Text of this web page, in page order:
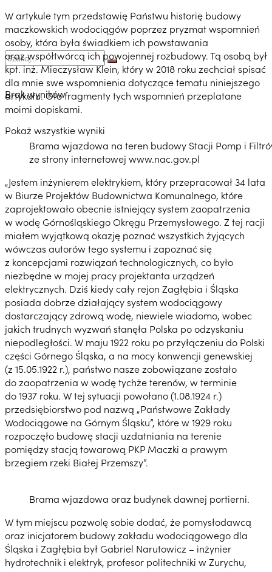
Brak wyników
Pokaż wszystkie wyniki
W artykule tym przedstawię Państwu historię budowy
maczkowskich wodociągów poprzez pryzmat wspomnień
osoby, która była świadkiem ich powstawania
oraz współtwórcą ich powojennej rozbudowy. Tą osobą był
kpt. inż. Mieczysław Klein, który w 2018 roku zechciał spisać
dla mnie swe wspomnienia dotyczące tematu niniejszego
artykułu. Oto fragmenty tych wspomnień przeplatane
moimi dopiskami.
Brama wjazdowa na teren budowy Stacji Pomp i
ze strony internetowej www.nac.gov.pl
„Jestem inżynierem elektrykiem, który przepracował 34 lata
w Biurze Projektów Budownictwa Komunalnego, które
zaprojektowało obecnie istniejący system zaopatrzenia
w wodę Górnośląskiego Okręgu Przemysłowego. Z tej racji
miałem wyjątkową okazję poznać wszystkich żyjących
wówczas autorów tego systemu i zapoznać się
z koncepcjami rozwiązań technologicznych, co było
niezbędne w mojej pracy projektanta urządzeń
elektrycznych. Dziś kiedy cały rejon Zagłębia i Śląska
posiada dobrze działający system wodociągowy
dostarczający zdrową wodę, niewiele wiadomo, wobec
jakich trudnych wyzwań stanęła Polska po odzyskaniu
niepodległości. W maju 1922 roku po przyłączeniu do Polski
części Górnego Śląska, a na mocy konwencji genewskiej
(z 15.05.1922 r.), państwo nasze zobowiązane zostało
do zaopatrzenia w wodę tychże terenów, w terminie
do 1937 roku. W tej sytuacji powołano (1.08.1924 r.)
przedsiębiorstwo pod nazwą „Państwowe Zakłady
Wodociągowe na Górnym Śląsku”, które w 1929 roku
rozpoczęło budowę stacji uzdatniania na terenie
pomiędzy stacją towarową PKP Maczki a prawym
brzegiem rzeki Białej Przemszy”.
Brama wjazdowa oraz budynek dawnej portierni.
W tym miejscu pozwolę sobie dodać, że pomysłodawcą
oraz inicjatorem budowy zakładu wodociągowego dla
Śląska i Zagłębia był Gabriel Narutowicz – inżynier
hydrotechnik i elektryk, profesor politechniki w Zurychu,